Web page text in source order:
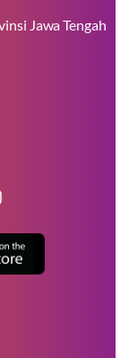
Jawa Tengah